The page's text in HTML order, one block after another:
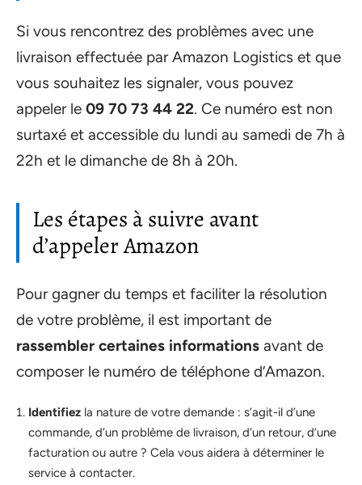
Si vous rencontrez des problèmes avec une
livraison effectuée par Amazon Logistics et que
vous souhaitez les signaler, vous pouvez
appeler le 09 70 73 44 22. Ce numéro est non
surtaxé et accessible du lundi au samedi de 7h à
22h et le dimanche de 8h à 20h.
Les étapes à suivre avant
d’appeler Amazon
Pour gagner du temps et faciliter la résolution
de votre problème, il est important de
rassembler certaines informations avant de
composer le numéro de téléphone d’Amazon.
Identifiez la nature de votre demande : s’agit-il d’une
commande, d’un problème de livraison, d’un retour, d’une
facturation ou autre ? Cela vous aidera à déterminer le
service à contacter.